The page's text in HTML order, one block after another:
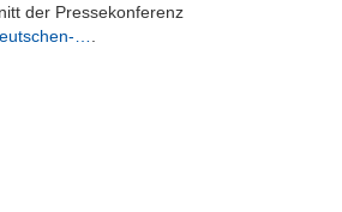
der Pressekonferenz
…